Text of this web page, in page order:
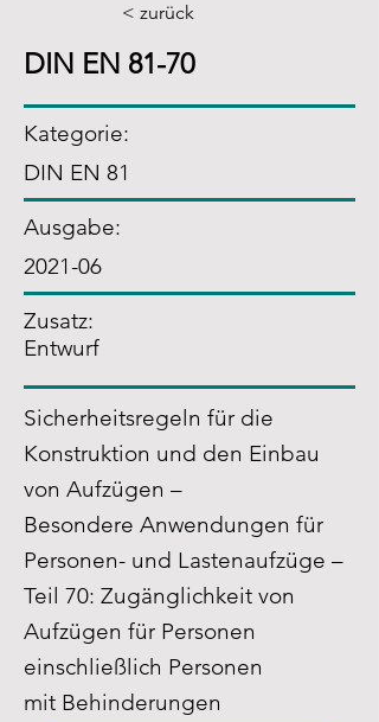
< zurück
DIN EN 81-70
Kategorie:
DIN EN 81
Ausgabe:
2021-06
Zusatz:
Entwurf
Sicherheitsregeln für die
Konstruktion und den Einbau
von Aufzügen –
Besondere Anwendungen für
Personen- und Lastenaufzüge –
Teil 70: Zugänglichkeit von
Aufzügen für Personen
einschließlich Personen
mit Behinderungen